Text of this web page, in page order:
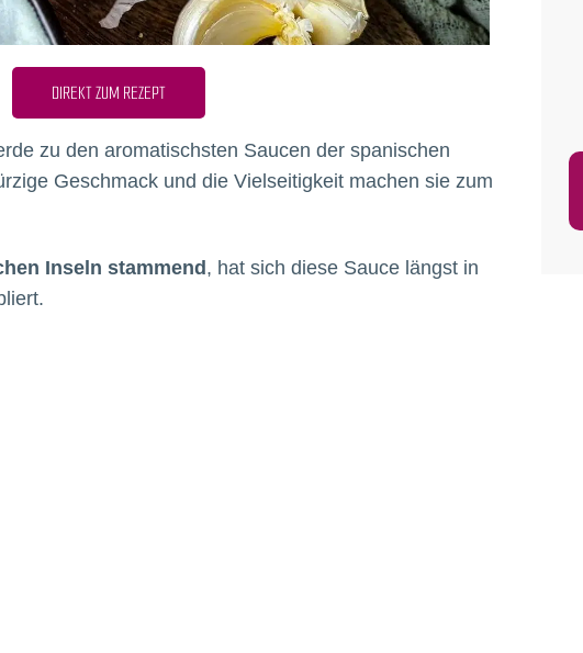
DIREKT ZUM REZEPT
zu den aromatischsten Saucen der spanischen
Geschmack und die Vielseitigkeit machen sie zum
Inseln stammend , hat sich diese Sauce längst in